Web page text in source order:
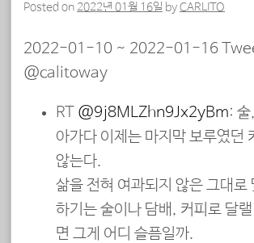
Posted on 2022년 01월 16일 byCARLITO
2022-01-10 ~ 2022-01-16
@calitoway
RT @9j8MLZhn9Jx2yBm:
아가다 이제는 마지막 보루였던
않는다.
삶을 전혀 여과되지 않은 그대로
하기는 술이나 담배, 커피로 달
면 그게 어디 슬픔일까.